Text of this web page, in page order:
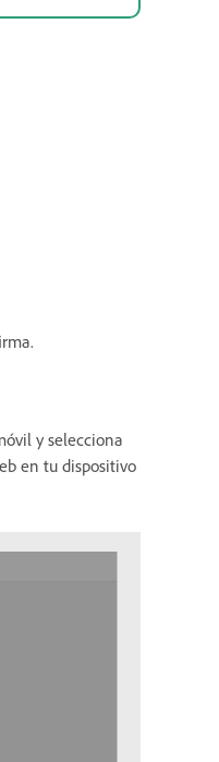
y selecciona
en tu dispositivo